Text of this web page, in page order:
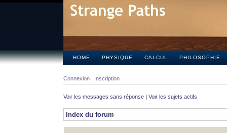
HOME PHYSIQUE CALCUL PHILOSOPHIE
Connexion Inscription
Voir les messages sans réponse | Voir les sujets actifs
Index du forum